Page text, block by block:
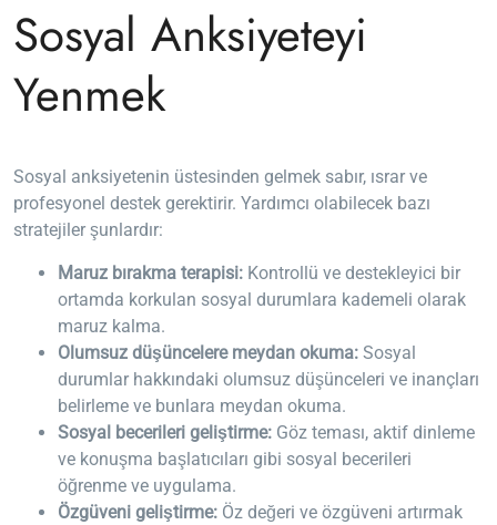
Sosyal Anksiyeteyi
Yenmek
Sosyal anksiyetenin üstesinden gelmek sabır, ısrar ve
profesyonel destek gerektirir. Yardımcı olabilecek bazı
stratejiler şunlardır:
Maruz bırakma terapisi: Kontrollü ve destekleyici bir
ortamda korkulan sosyal durumlara kademeli olarak
maruz kalma.
Olumsuz düşüncelere meydan okuma: Sosyal
durumlar hakkındaki olumsuz düşünceleri ve inançları
belirleme ve bunlara meydan okuma.
Sosyal becerileri geliştirme: Göz teması, aktif dinleme
ve konuşma başlatıcıları gibi sosyal becerileri
öğrenme ve uygulama.
Özgüveni geliştirme: Öz değeri ve özgüveni artırmak